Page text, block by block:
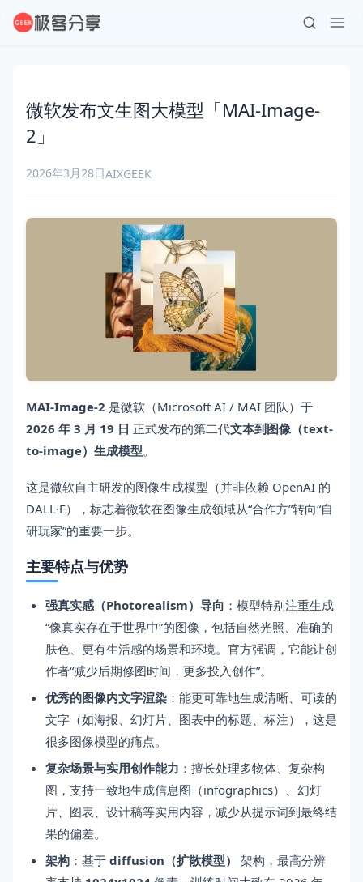
微软发布文生图大模型「MAI-Image-
2」
2026年3月28日AIXGEEK
MAI-Image-2 是微软（Microsoft AI / MAI 团队）于
2026 年 3 月 19 日 正式发布的第二代文本到图像（text-
to-image）生成模型。
这是微软自主研发的图像生成模型（并非依赖 OpenAI 的
DALL·E），标志着微软在图像生成领域从“合作方”转向“自
研玩家”的重要一步。
主要特点与优势
强真实感（Photorealism）导向 ：模型特别注重生成
“像真实存在于世界中”的图像，包括自然光照、准确的
肤色、更有生活感的场景和环境。官方强调，它能让创
作者“减少后期修图时间，更多投入创作”。
优秀的图像内文字渲染 ：能更可靠地生成清晰、可读的
文字（如海报、幻灯片、图表中的标题、标注），这是
很多图像模型的痛点。
复杂场景与实用创作能力 ：擅长处理多物体、复杂构
图，支持一致地生成信息图（infographics）、幻灯
片、图表、设计稿等实用内容，减少从提示词到最终结
果的偏差。
架构 ：基于 diffusion（扩散模型）
架构，最高分辨